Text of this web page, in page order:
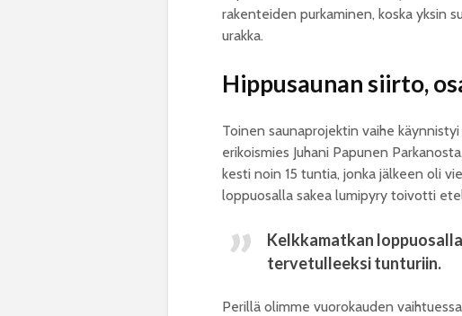
rakenteiden purkaminen, koska yksin
urakka.
Hippusaunan siirto,
Toinen saunaprojektin vaihe
erikoismies Juhani Papunen
kesti noin 15 tuntia, jonka jälkeen oli
loppuosalla sakea lumipyry toivotti
Kelkkamatkan
tervetulleeksi tunturiin.
Perillä olimme vuorokauden